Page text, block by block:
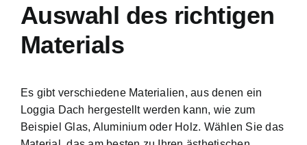
Auswahl des richtigen
Materials
Es gibt verschiedene Materialien, aus denen ein
Loggia Dach hergestellt werden kann, wie zum
Beispiel Glas, Aluminium oder Holz. Wählen Sie das